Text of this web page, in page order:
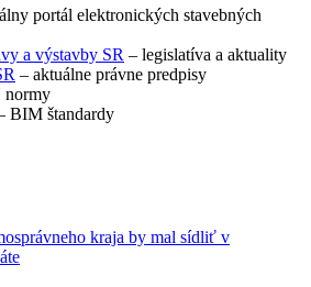
portál elektronických stavebných
a výstavby SR – legislatíva a aktuality
– aktuálne právne predpisy
normy
BIM štandardy